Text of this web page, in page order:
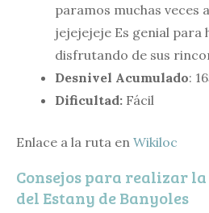
paramos muchas veces
jejejejeje Es genial para
disfrutando de sus
Desnivel Acumulado:
Dificultad: Fácil
Enlace a la ruta en Wikiloc
Consejos para realizar
del Estany de Banyoles